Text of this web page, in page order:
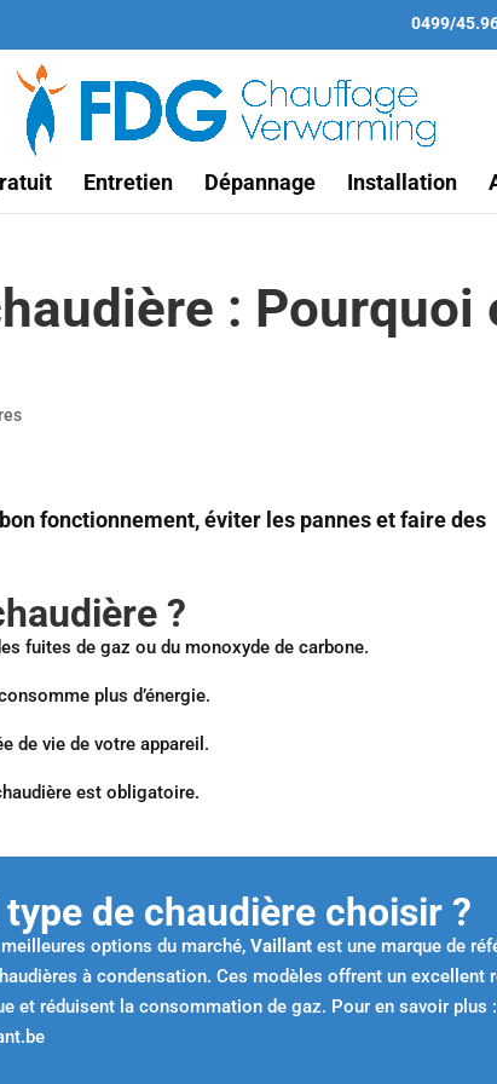
0499/
Entretien Dépannage Installation
: Pourquoi
fonctionnement, éviter les pannes et faire des
?
fuites de gaz ou du monoxyde de carbone.
plus d’énergie.
de vie de votre appareil.
est obligatoire.
type de chaudière choisir ?​​
options du marché, Vaillantest une marque de
à condensation. Ces modèles offrent un excellent
et réduisent la consommation de gaz. Pour en savoir plus :